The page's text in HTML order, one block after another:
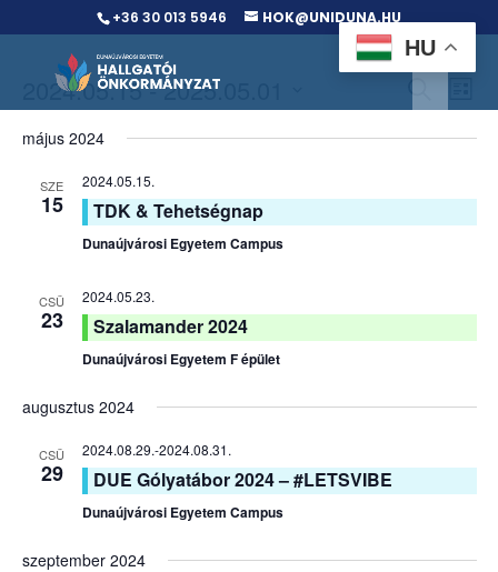
+36 30 013 5946 HOK@UNIDUNA.HU
and
2024.05.15 - 2025.05.01
date.
május 2024
SZE
15
2024.05.15.
TDK & Tehetségnap
Dunaújvárosi Egyetem Campus
CSÜ
23
2024.05.23.
Szalamander 2024
Dunaújvárosi Egyetem F épület
augusztus 2024
CSÜ
29
2024.08.29.-2024.08.31.
DUE Gólyatábor 2024 – #LETSVIBE
Dunaújvárosi Egyetem Campus
szeptember 2024
HU